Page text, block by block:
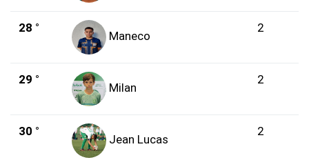
28 °
Maneco
2
29 °
Milan
2
30 °
Jean Lucas
2